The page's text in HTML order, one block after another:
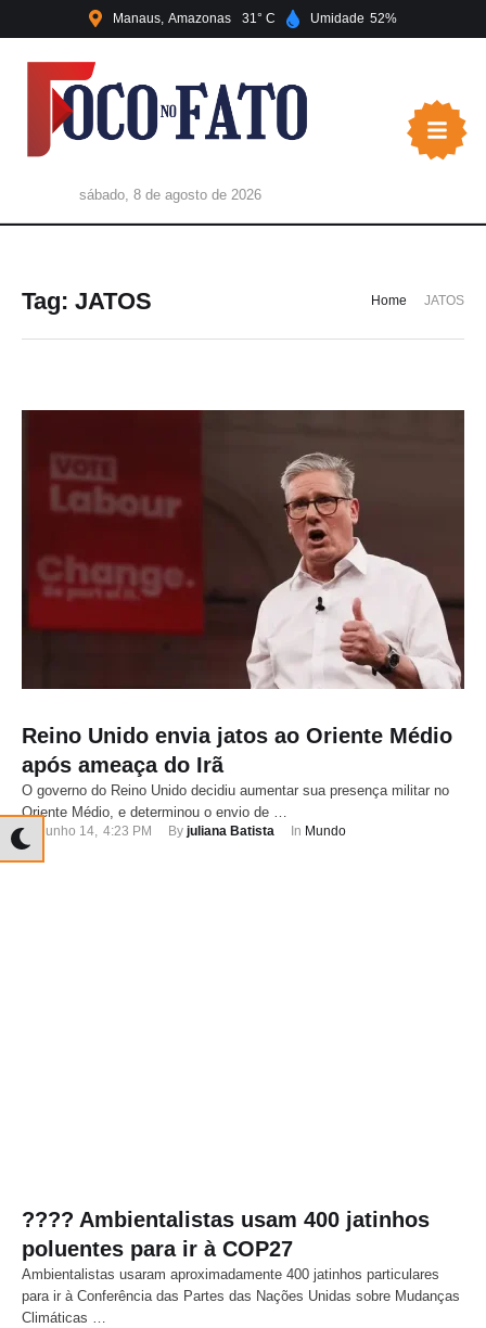
Manaus Amazonas 31 Umidade 52
sábado, 8 de agosto de 2026
Tag: JATOS Home JATOS
Reino Unido envia jatos ao Oriente Médio
após ameaça do Irã
O governo do Reino Unido decidiu aumentar sua presença militar no
Oriente Médio, e determinou o envio de …
junho 14, 4:23 PM By juliana Batista In Mundo
???? Ambientalistas usam 400 jatinhos
poluentes para ir à COP27
Ambientalistas usaram aproximadamente 400 jatinhos particulares
para ir à Conferência das Partes das Nações Unidas sobre Mudanças
Climáticas …